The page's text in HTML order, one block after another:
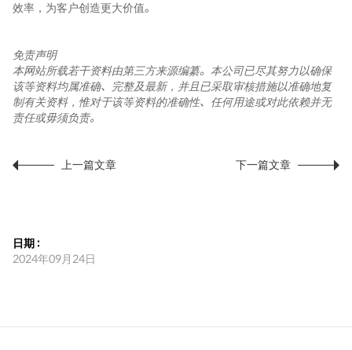
效率，为客户创造更大价值。
免责声明
本网站所载若干资料由第三方来源编纂。本公司已尽其努力以确保
该等资料均属准确、完整及最新，并且已采取审核措施以准确地复
制有关资料，惟对于该等资料的准确性、任何用途或对此依赖并无
责任或毋须负责。
上一篇文章 下一篇文章
日期 :
2024年09月24日